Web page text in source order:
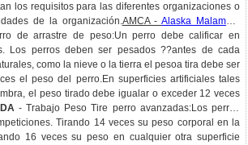
los requisitos para las diferentes organizaciones o
de la organización.AMCA -Alaska Malamute
de arrastre de peso:Un perro debe calificar en
Los perros deben ser pesados ??antes de cada
como la nieve o la tierra el pesoa tira debe ser
el peso del perro.En superficies artificiales tales
el peso tirado debe igualar o exceder 12 veces
- Trabajo Peso Tire perro avanzadas:Los perros
Tirando 14 veces su peso corporal en la
16 veces su peso en cualquier otra superficie